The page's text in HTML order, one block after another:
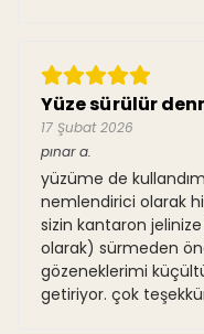
Yüze sürülür
17 Şubat 2026
pınar a.
yüzüme de
nemlendirici olarak
sizin kantaron
olarak) sürmeden
gözeneklerimi
getiriyor. çok